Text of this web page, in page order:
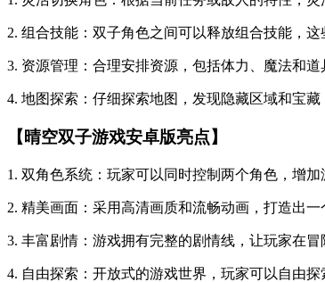
2. 组合技能：双子角色之间可以释放组合技能，
3. 资源管理：合理安排资源，包括体力、魔法和道
4. 地图探索：仔细探索地图，发现隐藏区域和宝
【晴空双子游戏安卓版亮点】
1. 双角色系统：玩家可以同时控制两个角色，增加
2. 精美画面：采用高清画质和流畅动画，打造出一
3. 丰富剧情：游戏拥有完整的剧情线，让玩家在冒
4. 自由探索：开放式的游戏世界，玩家可以自由探